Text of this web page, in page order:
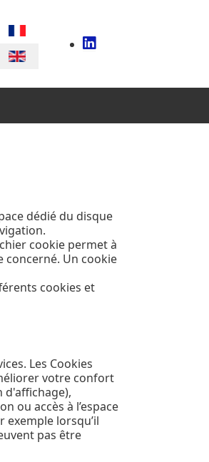
your language
dédié du disque
cookie permet à
concerné. Un cookie
cookies et
Les Cookies
votre confort
d'affichage),
ou accès à l’espace
exemple lorsqu’il
pas être